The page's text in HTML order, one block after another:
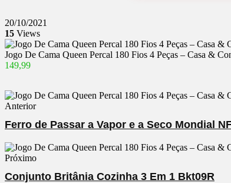
20/10/2021
15 Views
Jogo De Cama Queen Percal 180 Fios 4 Peças – Casa &
149,99
Anterior
Ferro de Passar a Vapor e a Seco Mondial
Próximo
Conjunto Britânia Cozinha 3 Em 1 Bkt09R